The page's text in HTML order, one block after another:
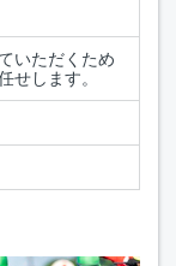
いただくため
せします。